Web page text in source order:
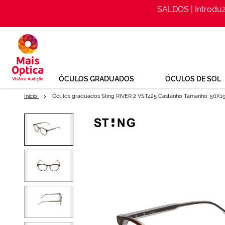
SALDOS |
ÓCULOS GRADUADOS ÓCULOS DE SOL
Início Óculos graduados Sting RIVER 2 VST425 Castanho Tamanho: 50X19
Óculos graduados Sting
para
da
Galeria